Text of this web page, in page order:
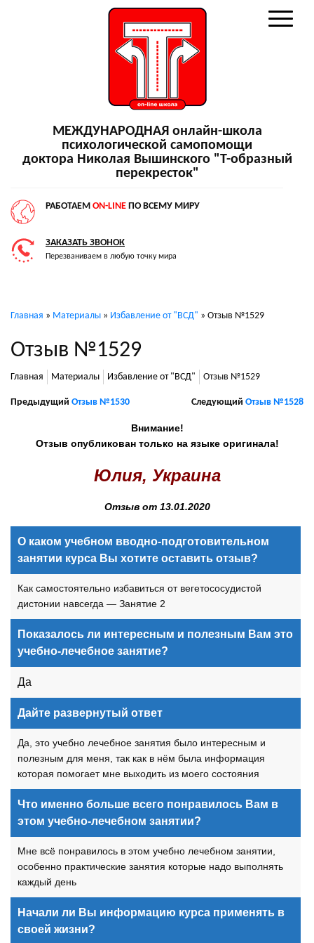
МЕЖДУНАРОДНАЯ онлайн-школа
психологической самопомощи
доктора Николая Вышинского "Т-образный
перекресток"
РАБОТАЕМ ON-LINE ПО ВСЕМУ МИРУ
ЗАКАЗАТЬ ЗВОНОК
Перезваниваем в любую точку мира
Главная » Материалы » Избавление от "ВСД" » Отзыв №1529
Отзыв №1529
Главная Материалы Избавление от "ВСД" Отзыв №1529
Предыдущий Отзыв №1530 Следующий Отзыв №1528
Внимание!
Отзыв опубликован только на языке оригинала!
Юлия, Украина
Отзыв от 13.01.2020
О каком учебном вводно-подготовительном
занятии курса Вы хотите оставить отзыв?
Как самостоятельно избавиться от вегетососудистой
дистонии навсегда — Занятие 2
Показалось ли интересным и полезным Вам это
учебно-лечебное занятие?
Да
Дайте развернутый ответ
Да, это учебно лечебное занятия было интересным и
полезным для меня, так как в нём была информация
которая помогает мне выходить из моего состояния
Что именно больше всего понравилось Вам в
этом учебно-лечебном занятии?
Мне всё понравилось в этом учебно лечебном занятии,
особенно практические занятия которые надо выполнять
каждый день
Начали ли Вы информацию курса применять в
своей жизни?